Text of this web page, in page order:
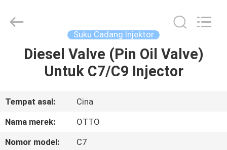
BERANDA
TENTANG
KAMI
AUTO
PARTS
Suku Cadang Injektor
Diesel Valve (Pin Oil Valve)
Untuk C7/C9 Injector
Tempat asal:
Cina
Nama merek:
OTTO
Nomor model:
C7